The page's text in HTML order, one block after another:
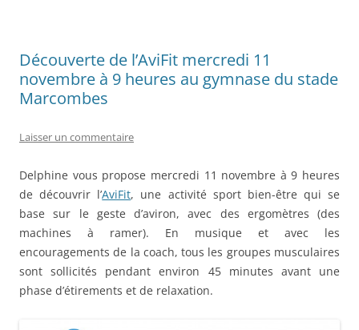
Découverte de l’AviFit mercredi 11
novembre à 9 heures au gymnase du stade
Marcombes
Laisser un commentaire
Delphine vous propose mercredi 11 novembre à 9 heures
de découvrir l’AviFit, une activité sport bien-être qui se
base sur le geste d’aviron, avec des ergomètres (des
machines à ramer). En musique et avec les
encouragements de la coach, tous les groupes musculaires
sont sollicités pendant environ 45 minutes avant une
phase d’étirements et de relaxation.